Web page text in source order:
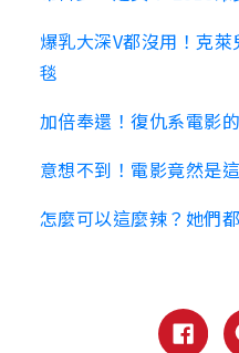
爆乳大深V都沒用！克
毯
加倍奉還！復仇系電影
意想不到！電影竟然是
怎麼可以這麼辣？她們